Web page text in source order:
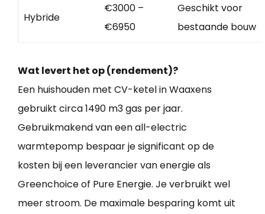
Hybride
€3000 –
€6950
Geschikt voor
bestaande bouw
Wat levert het op (rendement)?
Een huishouden met CV-ketel in Waaxens
gebruikt circa 1490 m3 gas per jaar.
Gebruikmakend van een all-electric
warmtepomp bespaar je significant op de
kosten bij een leverancier van energie als
Greenchoice of Pure Energie. Je verbruikt wel
meer stroom. De maximale besparing komt uit